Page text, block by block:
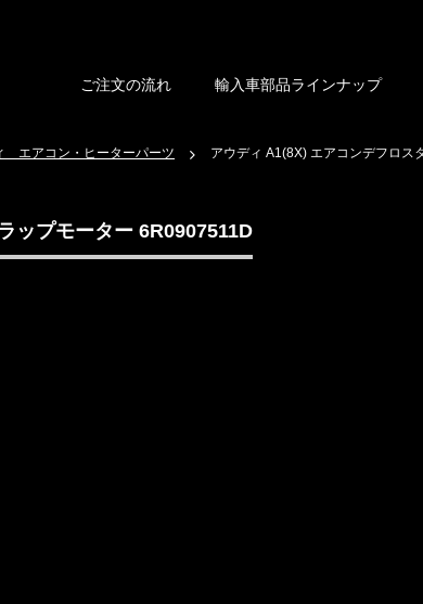
ご注文の流れ 輸入車部品ラインナップ
エアコン・ヒーターパーツ アウディ A1(8X) エアコンデフロス
ップモーター 6R0907511D